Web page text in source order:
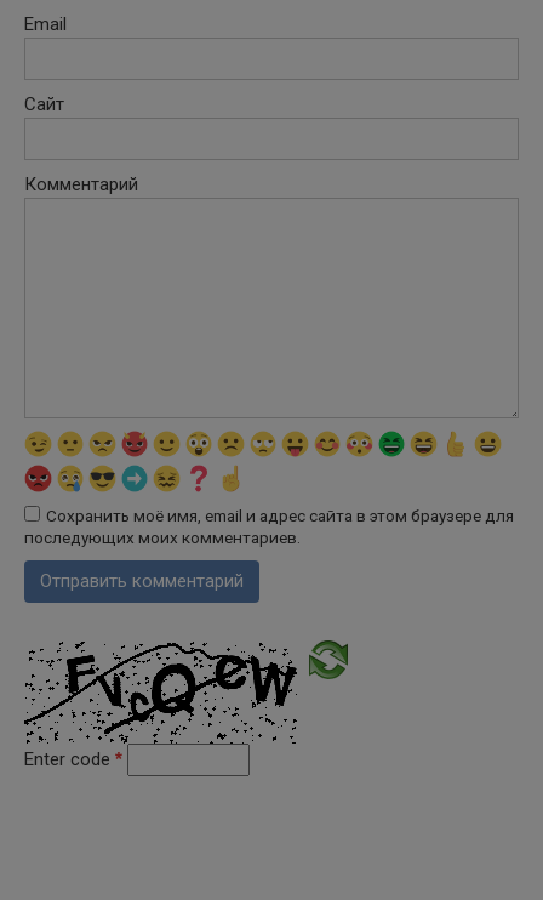
Email
Сайт
Комментарий
Сохранить моё имя, email и адрес сайта в этом браузере для
последующих моих комментариев.
Enter code *